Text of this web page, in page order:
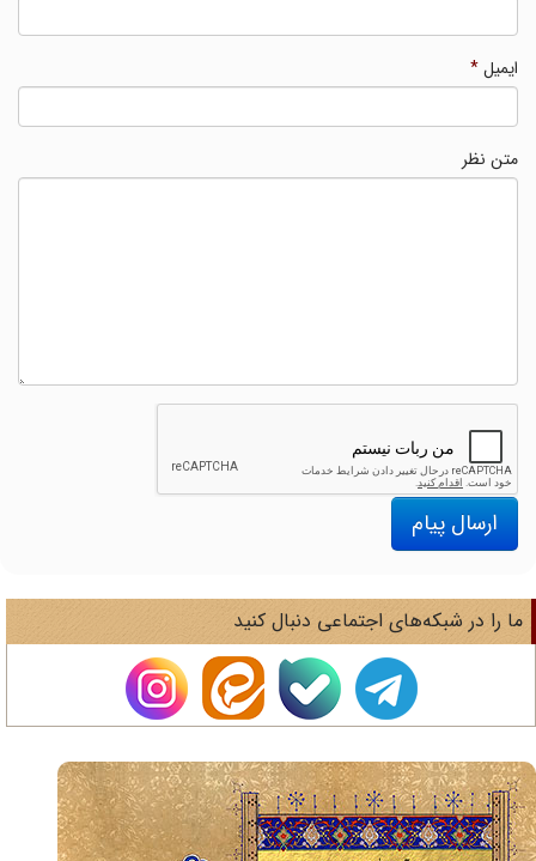
ایمیل*
متن نظر
ارسال پیام
را در شبکه‌های اجتماعی دنبال کنید